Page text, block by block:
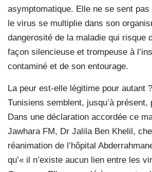
asymptomatique. Elle ne se sent
le virus se multiplie dans son
dangerosité de la maladie qui risque
façon silencieuse et trompeuse à
contaminé et de son entourage.
La peur est-elle légitime pour autant
Tunisiens semblent, jusqu’à
Dans une déclaration accordée ce
Jawhara FM, Dr Jalila Ben Khelil,
réanimation de l’hôpital
qu’« il n’existe aucun lien entre les